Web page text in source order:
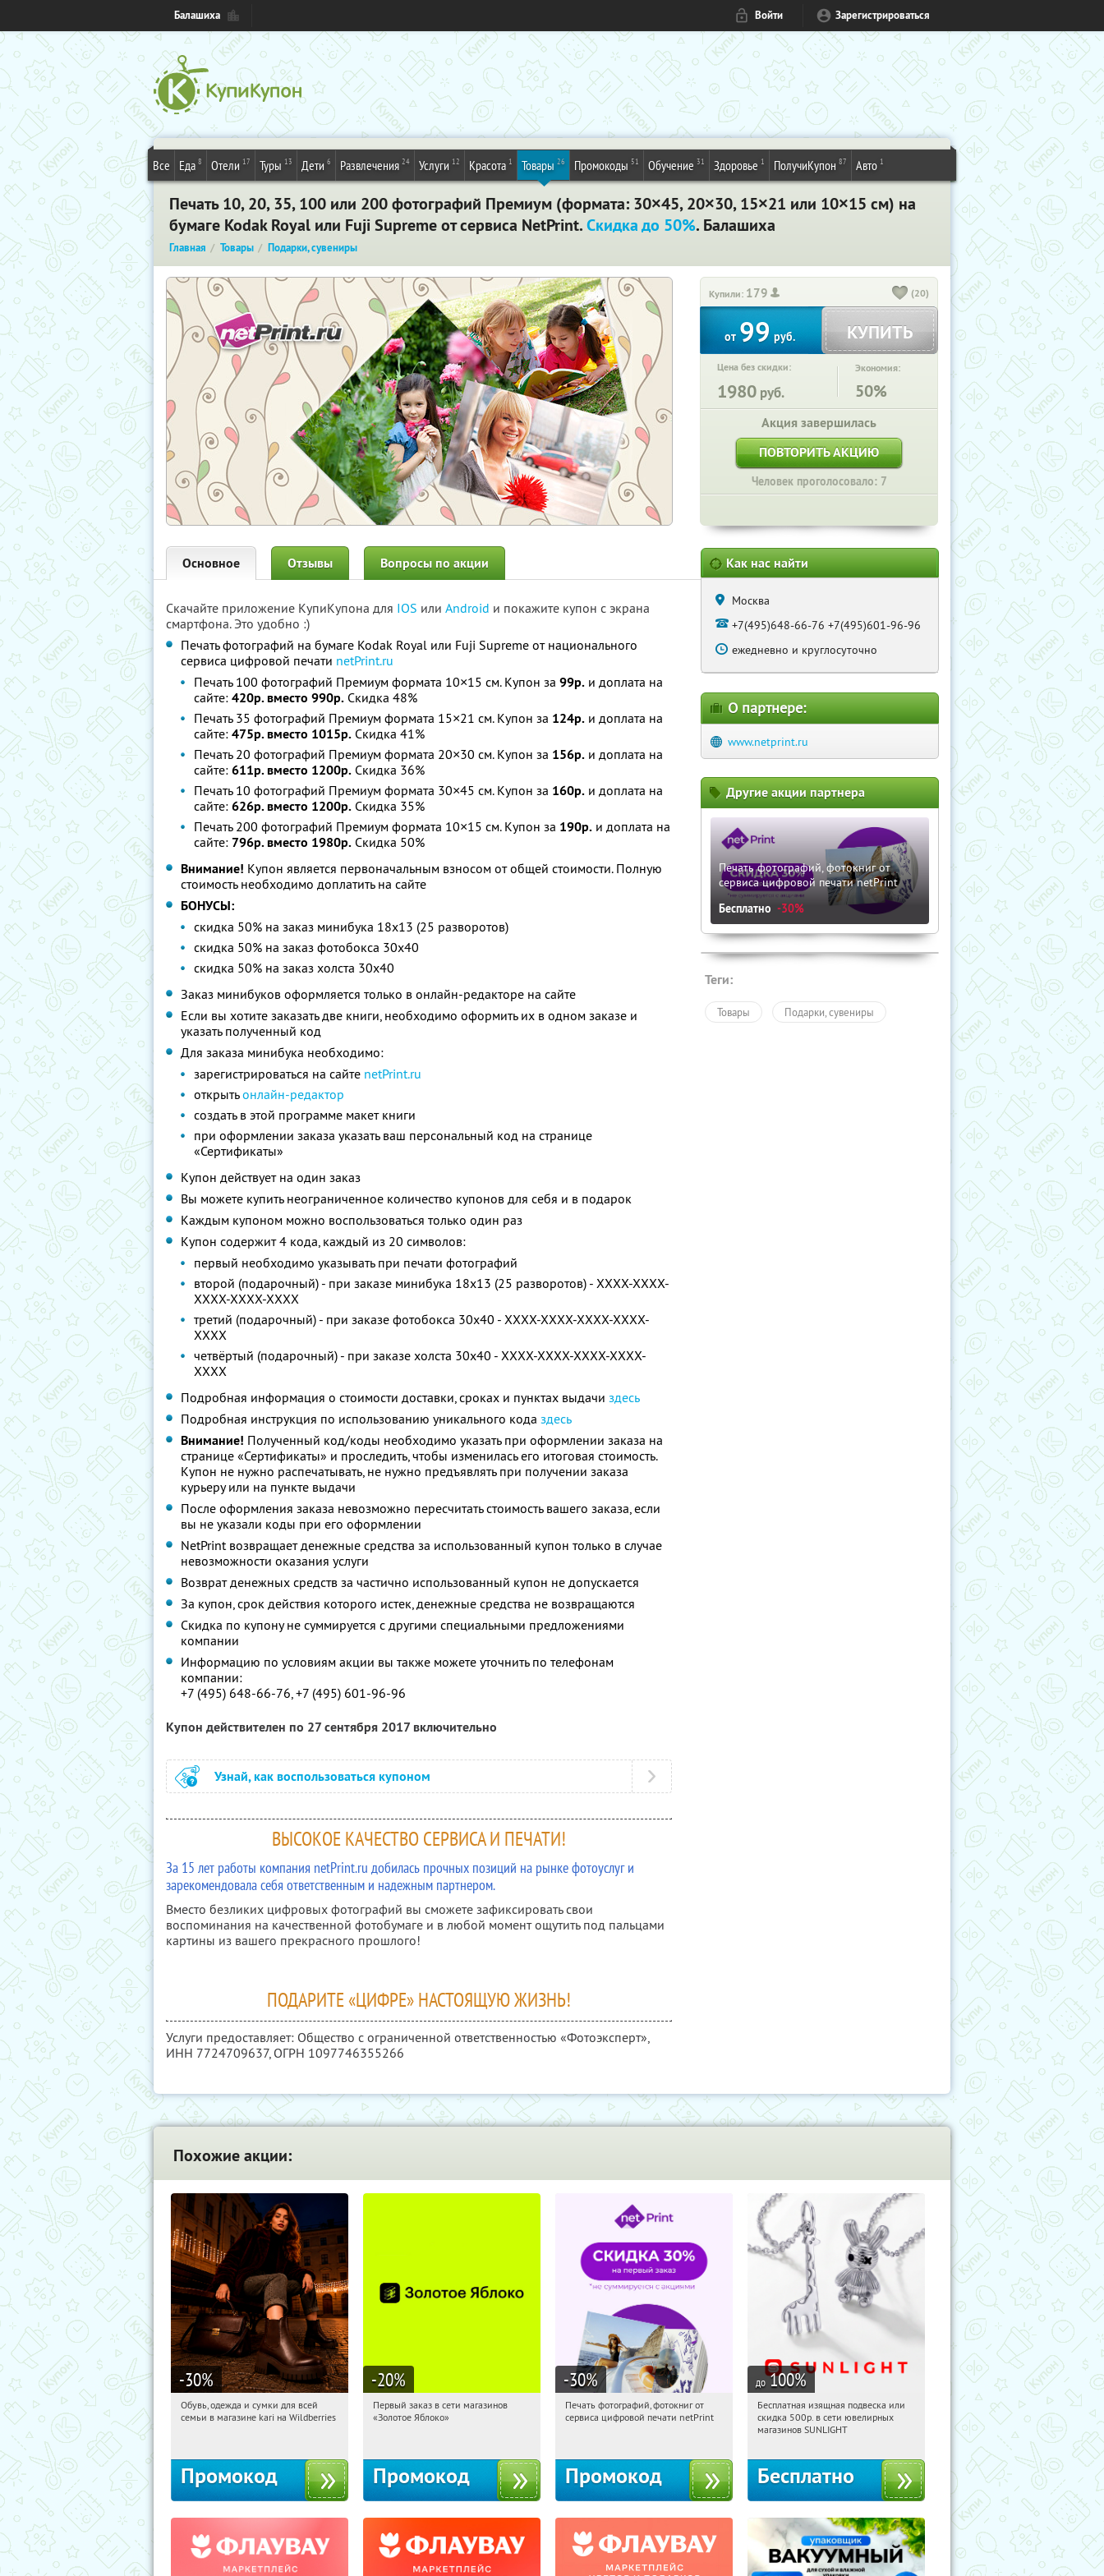
Балашиха Войти Зарегистрироваться
Все Еда 8 Отели 17 Туры 13 Дети 6 Развлечения 24 Услуги 12 Красота 1 Товары 26 Промокоды 51 Обучение 31 Здоровье 1 ПолучиКупон 87 Авто 1
Печать 10, 20, 35, 100 или 200 фотографий Премиум (формата: 30×45, 20×30, 15×21 или 10×15 см) на
бумаге Kodak Royal или Fuji Supreme от сервиса NetPrint.Скидка до 50%. Балашиха
Главная Товары Подарки, сувениры
Купили: 179 (20)
от 99руб. КУПИТЬ
Цена без скидки:
1980 руб.
Экономия:
50%
Акция завершилась
ПОВТОРИТЬ АКЦИЮ
Человек проголосовало: 7
Основное Отзывы Вопросы по акции
Скачайте приложение КупиКупона для IOS или Android и покажите купон с экрана
смартфона. Это удобно :)
Печать фотографий на бумаге Kodak Royal или Fuji Supreme от национального
сервиса цифровой печати netPrint.ru
Печать 100 фотографий Премиум формата 10×15 см. Купон за 99р. и доплата на
сайте: 420р. вместо 990р. Скидка 48%
Печать 35 фотографий Премиум формата 15×21 см. Купон за 124р. и доплата на
сайте: 475р. вместо 1015р. Скидка 41%
Печать 20 фотографий Премиум формата 20×30 см. Купон за 156р. и доплата на
сайте: 611р. вместо 1200р. Скидка 36%
Печать 10 фотографий Премиум формата 30×45 см. Купон за 160р. и доплата на
сайте: 626р. вместо 1200р. Скидка 35%
Печать 200 фотографий Премиум формата 10×15 см. Купон за 190р. и доплата на
сайте: 796р. вместо 1980р. Скидка 50%
Внимание! Купон является первоначальным взносом от общей стоимости. Полную
стоимость необходимо доплатить на сайте
БОНУСЫ:
скидка 50% на заказ минибука 18х13 (25 разворотов)
скидка 50% на заказ фотобокса 30х40
скидка 50% на заказ xолста 30х40
Заказ минибуков оформляется только в онлайн-редакторе на сайте
Если вы хотите заказать две книги, необходимо оформить их в одном заказе и
указать полученный код
Для заказа минибука необходимо:
зарегистрироваться на сайте netPrint.ru
открытьонлайн-редактор
создать в этой программе макет книги
при оформлении заказа указать ваш персональный код на странице
«Сертификаты»
Купон действует на один заказ
Вы можете купить неограниченное количество купонов для себя и в подарок
Каждым купоном можно воспользоваться только один раз
Купон содержит 4 кода, каждый из 20 символов:
первый необходимо указывать при печати фотографий
второй (подарочный) - при заказе минибука 18х13 (25 разворотов) - XXXX-XXXX-
XXXX-XXXX-XXXX
третий (подарочный) - при заказе фотобокса 30х40 - XXXX-XXXX-XXXX-XXXX-
XXXX
четвёртый (подарочный) - при заказе холста 30х40 - XXXX-XXXX-XXXX-XXXX-
XXXX
Подробная информация о стоимости доставки, сроках и пунктах выдачи здесь
Подробная инструкция по использованию уникального кода здесь
Внимание! Полученный код/коды необходимо указать при оформлении заказа на
странице «Сертификаты» и проследить, чтобы изменилась его итоговая стоимость.
Купон не нужно распечатывать, не нужно предъявлять при получении заказа
курьеру или на пункте выдачи
После оформления заказа невозможно пересчитать стоимость вашего заказа, если
вы не указали коды при его оформлении
NetPrint возвращает денежные средства за использованный купон только в случае
невозможности оказания услуги
Возврат денежных средств за частично использованный купон не допускается
За купон, срок действия которого истек, денежные средства не возвращаются
Скидка по купону не суммируется с другими специальными предложениями
компании
Информацию по условиям акции вы также можете уточнить по телефонам
компании:
+7 (495) 648-66-76, +7 (495) 601-96-96
Купон действителен по 27 сентября 2017 включительно
Узнай, как воспользоваться купоном
ВЫСОКОЕ КАЧЕСТВО СЕРВИСА И ПЕЧАТИ!
За 15 лет работы компания netPrint.ru добилась прочных позиций на рынке фотоуслуг и
зарекомендовала себя ответственным и надежным партнером.
Вместо безликих цифровых фотографий вы сможете зафиксировать свои
воспоминания на качественной фотобумаге и в любой момент ощутить под пальцами
картины из вашего прекрасного прошлого!
ПОДАРИТЕ «ЦИФРЕ» НАСТОЯЩУЮ ЖИЗНЬ!
Услуги предоставляет: Общество с ограниченной ответственностью «Фотоэксперт»,
ИНН 7724709637, ОГРН 1097746355266
Как нас найти
Москва
+7(495)648-66-76 +7(495)601-96-96
ежедневно и круглосуточно
О партнере:
www.netprint.ru
Другие акции партнера
Печать фотографий, фотокниг от
сервиса цифровой печати netPrint
Бесплатно -30%
Теги:
Товары Подарки, сувениры
Похожие акции:
-30%
15:56:41 Получили:
Обувь, одежда и сумки для всей
семьи в магазине kari на Wildberries
Промокод
-20%
15:56:41
Получи первым!
Первый заказ в сети магазинов
«Золотое Яблоко»
Промокод
-30%
15:56:41 Получили:
Печать фотографий, фотокниг от
сервиса цифровой печати netPrint
Промокод
до 100%
15:56:41 Получили:
Россия
Бесплатная изящная подвеска или
скидка 500р. в сети ювелирных
магазинов SUNLIGHT
Бесплатно